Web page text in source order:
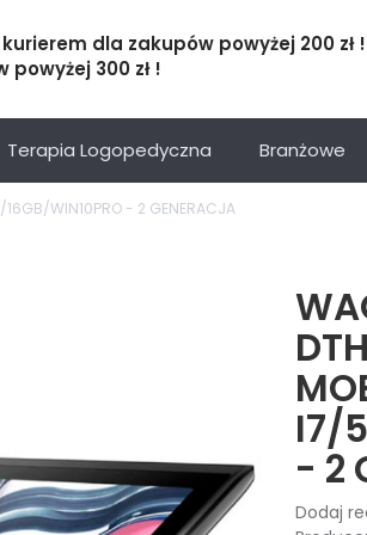
dla zakupów powyżej 200 zł !
powyżej 300 zł !
Terapia Logopedyczna Branżowe
16GB/WIN10PRO - 2 GENERACJA
I7/
- 2
Dodaj